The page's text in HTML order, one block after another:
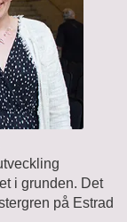
i grunden. Det
på Estrad